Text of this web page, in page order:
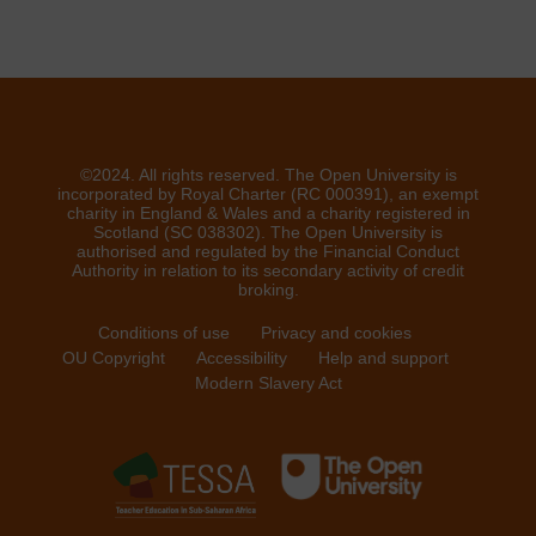
©2024. All rights reserved. The Open University is
incorporated by Royal Charter (RC 000391), an exempt
charity in England & Wales and a charity registered in
Scotland (SC 038302). The Open University is
authorised and regulated by the Financial Conduct
Authority in relation to its secondary activity of credit
broking.
Conditions of use
Privacy and cookies
OU Copyright
Accessibility
Help and support
Modern Slavery Act